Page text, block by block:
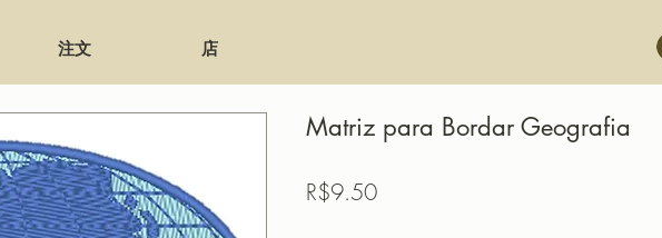
注文 店
Matriz para Bordar Geografia
R$9.50価